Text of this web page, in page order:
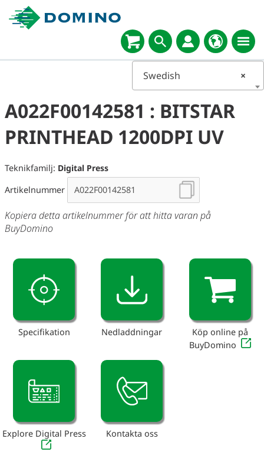
×
Swedish
A022F00142581 : BITSTAR
PRINTHEAD 1200DPI UV
Teknikfamilj: Digital Press
Artikelnummer
Kopiera detta artikelnummer för att hitta varan på
BuyDomino
Specifikation Nedladdningar
Köp online på
BuyDomino
Explore Digital Press Kontakta oss